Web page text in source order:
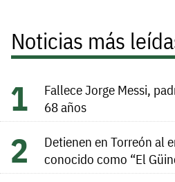
Noticias más
Fallece Jorge Messi,
68 años
Detienen en Torreón al
conocido como “El